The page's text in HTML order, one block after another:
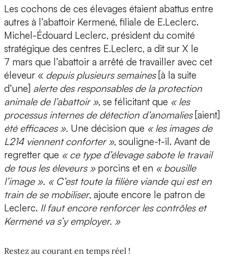
Les cochons de ces élevages étaient abattus entre
autres à l’abattoir Kermené, filiale de E.Leclerc.
Michel-Édouard Leclerc, président du comité
stratégique des centres E.Leclerc, a dit sur X le
7 mars que l’abattoir a arrêté de travailler avec cet
éleveur « depuis plusieurs semaines [à la suite
d’une] alerte des responsables de la protection
animale de l’abattoir », se félicitant que « les
processus internes de détection d’anomalies [aient]
été efficaces ». Une décision que « les images de
L214 viennent conforter », souligne-t-il. Avant de
regretter que « ce type d’élevage sabote le travail
de tous les éleveurs » porcins et en « bousille
l’image ». « C’est toute la filière viande qui est en
train de se mobiliser, ajoute encore le patron de
Leclerc. Il faut encore renforcer les contrôles et
Kermené va s’y employer. »
Restez au courant en temps réel !